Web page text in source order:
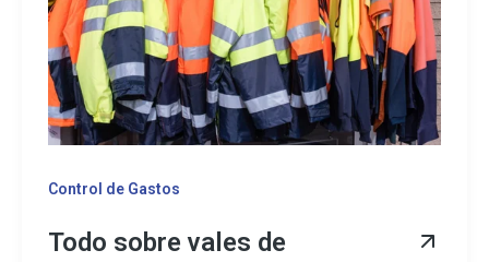
Control de Gastos
Todo sobre vales de